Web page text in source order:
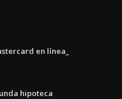
en línea_
hipoteca